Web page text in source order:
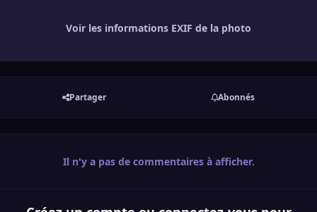
Voir les informations EXIF de la photo
Partager Abonnés
Il n'y a pas de commentaires à afficher.